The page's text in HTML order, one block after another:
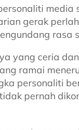
media
gerak
rasa
yang ceria
ramai
personaliti
pernah